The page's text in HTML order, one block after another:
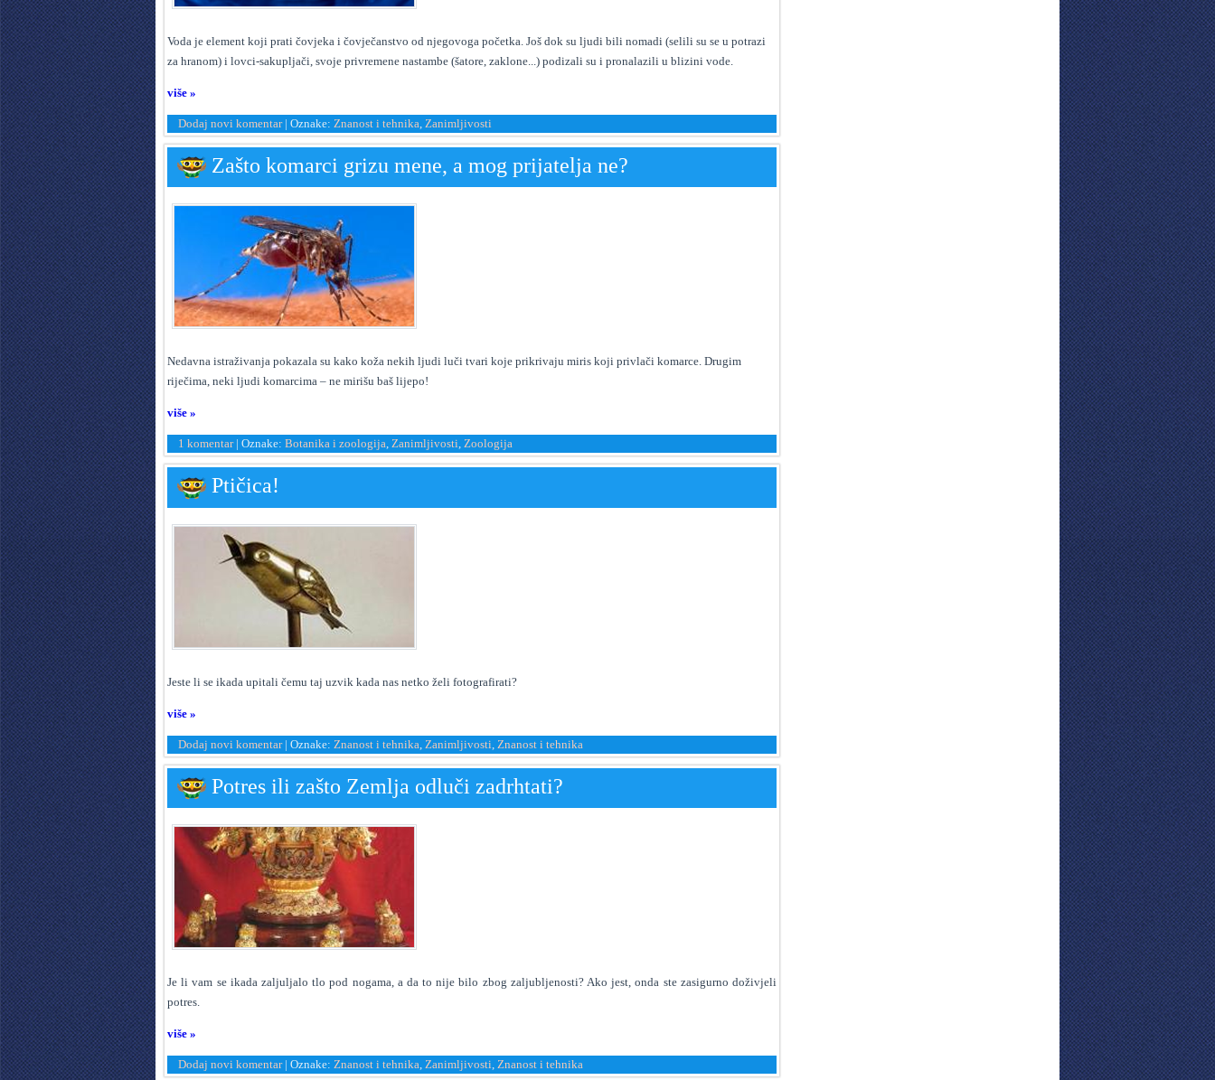
Voda je element koji prati čovjeka i čovječanstvo od njegovoga početka. Još dok su ljudi bili nomadi (selili su se u potrazi
za hranom) i lovci-sakupljači, svoje privremene nastambe (šatore, zaklone...) podizali su i pronalazili u blizini vode.
više »
Dodaj novi komentar| Oznake: Znanost i tehnika Zanimljivosti
Zašto komarci grizu mene, a mog prijatelja ne?
Nedavna istraživanja pokazala su kako koža nekih ljudi luči tvari koje prikrivaju miris koji privlači komarce. Drugim
riječima, neki ljudi komarcima – ne mirišu baš lijepo!
više »
1 komentar| Oznake: Botanika i zoologija, Zanimljivosti, Zoologija
Ptičica!
Jeste li se ikada upitali čemu taj uzvik kada nas netko želi fotografirati?
više »
Dodaj novi komentar| Oznake: Znanost i tehnika Zanimljivosti Znanost i tehnika
Potres ili zašto Zemlja odluči zadrhtati?
Je li vam se ikada zaljuljalo tlo pod nogama, a da to nije bilo zbog zaljubljenosti? Ako jest, onda ste zasigurno doživjeli
potres.
više »
Dodaj novi komentar| Oznake: Znanost i tehnika, Zanimljivosti, Znanost i tehnika